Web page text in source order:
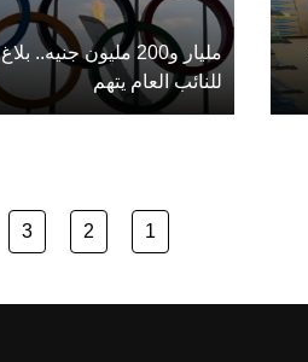
مليار و200 مليون جنيه.. بلاغ
للنائب العام يتهم
1
2
3